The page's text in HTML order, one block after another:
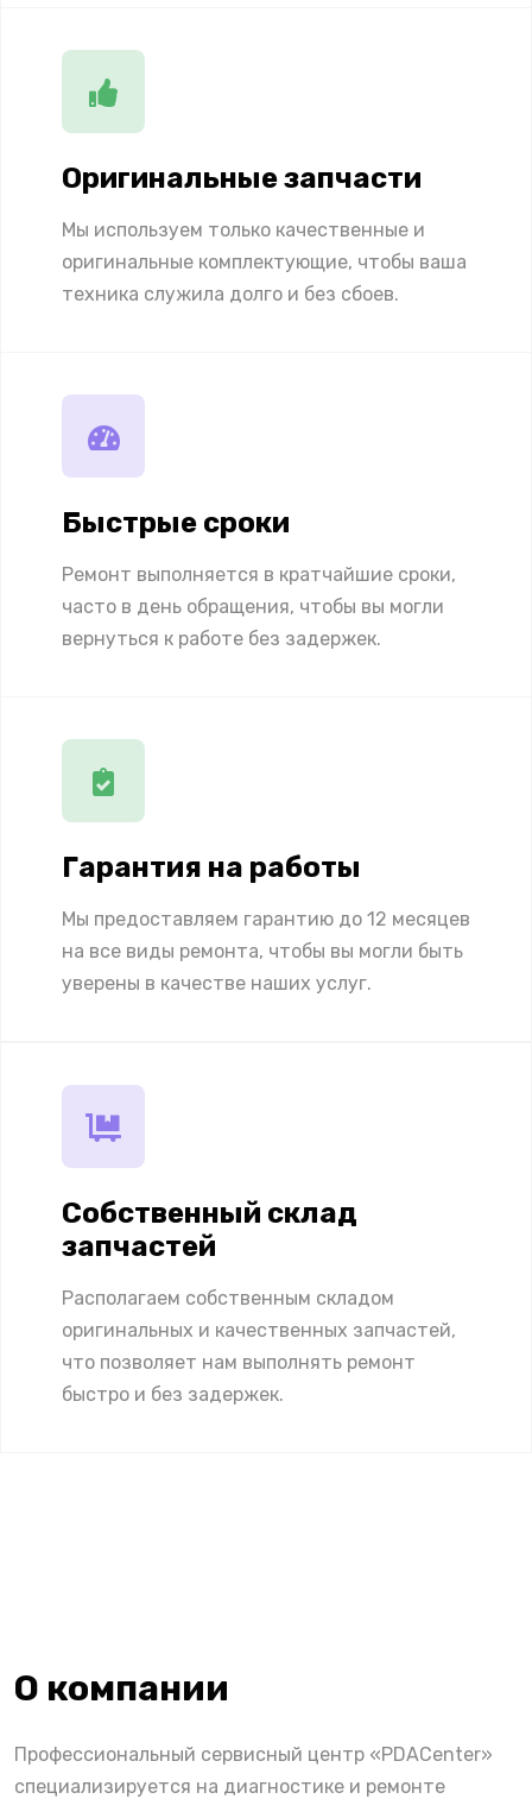
Оригинальные запчасти
Мы используем только качественные и
оригинальные комплектующие, чтобы ваша
техника служила долго и без сбоев.
Быстрые сроки
Ремонт выполняется в кратчайшие сроки,
часто в день обращения, чтобы вы могли
вернуться к работе без задержек.
Гарантия на работы
Мы предоставляем гарантию до 12 месяцев
на все виды ремонта, чтобы вы могли быть
уверены в качестве наших услуг.
Собственный склад
запчастей
Располагаем собственным складом
оригинальных и качественных запчастей,
что позволяет нам выполнять ремонт
быстро и без задержек.
О компании
Профессиональный сервисный центр «PDACenter»
специализируется на диагностике и ремонте